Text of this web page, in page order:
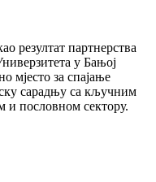
резултат партнерства
у Бањој
мјесто за спајање
сарадњу са кључним
и пословном сектору.